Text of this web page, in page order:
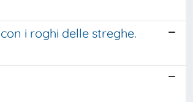
i roghi delle streghe.